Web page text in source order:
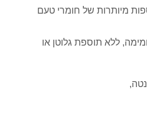
מיותרות של חומרי טעם
ללא תוספת גלוטן או